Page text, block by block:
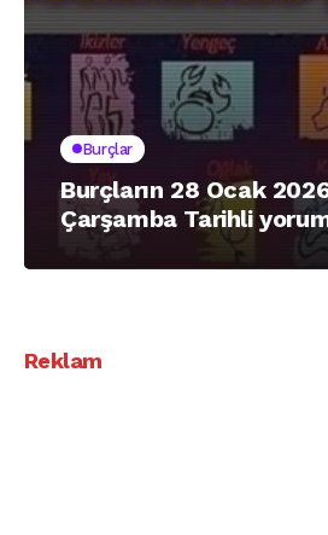
Burçlar
Burçların 28 Ocak
Çarşamba Tarihli
Reklam